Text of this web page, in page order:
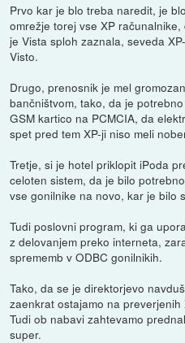
Prvo kar je blo treba naredit, je
omrežje torej vse XP računalnike,
je Vista sploh zaznala, seveda
Visto.
Drugo, prenosnik je mel
bančništvom, tako, da je
GSM kartico na PCMCIA, da
spet pred tem XP-ji niso meli
Tretje, si je hotel priklopit iPoda
celoten sistem, da je bilo
vse gonilnike na novo, kar je bilo
Tudi poslovni program, ki ga
z delovanjem preko interneta,
sprememb v ODBC gonilnikih.
Tako, da se je direktorjevo
zaenkrat ostajamo na preverjenih
Tudi ob nabavi zahtevamo
super.